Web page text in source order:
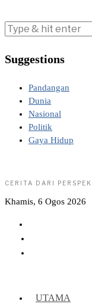
Suggestions
Pandangan
Dunia
Nasional
Politik
Gaya Hidup
CERITA DARI
Khamis, 6 Ogos 2026
UTAMA